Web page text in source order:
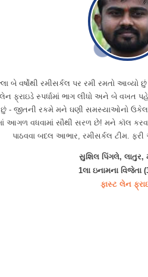
બે વર્ષોથી રમીસર્કલ પર રમી રમતો
ફ્રાઇડે સ્પર્ધામાં ભાગ લીધો અને બે વખત
- જીતની રકમે મને ઘણી સમસ્યાઓનો ઉકેલ
આગળ વધવામાં સૌથી સરળ છે! મને કૉલ
પાઠવવા બદલ આભાર, રમીસર્કલ ટીમ.
સુશિલ પિંગલે, લાતુર,
1લા ઇનામના વિજેતા
ફાસ્ટ લેન